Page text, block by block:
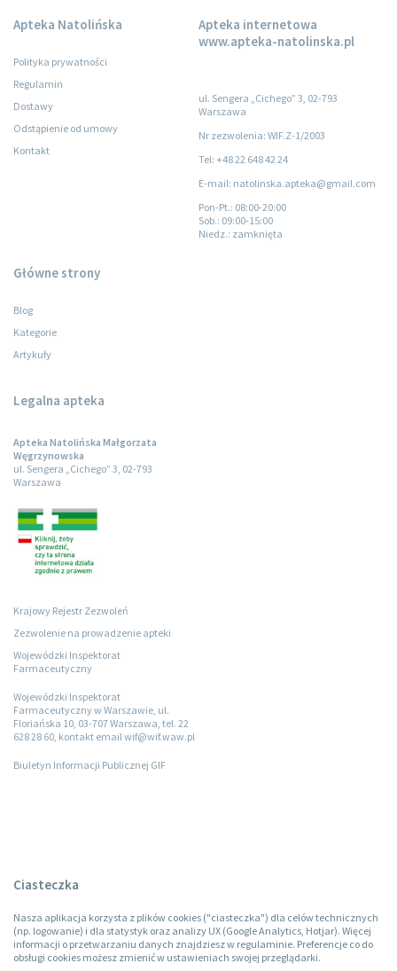
Apteka Natolińska
Polityka prywatności
Regulamin
Dostawy
Odstąpienie od umowy
Kontakt
Apteka internetowa
www.apteka-natolinska.pl
ul. Sengera „Cichego” 3, 02-793
Warszawa
Nr zezwolenia: WIF.Z-1/2003
Tel: +48 22 648 42 24
E-mail: natolinska.apteka@gmail.com
Pon-Pt.: 08:00-20:00
Sob.: 09:00-15:00
Niedz.: zamknięta
Główne strony
Blog
Kategorie
Artykuły
Legalna apteka
Apteka Natolińska Małgorzata
Węgrzynowska
ul. Sengera „Cichego” 3, 02-793
Warszawa
Krajowy Rejestr Zezwoleń
Zezwolenie na prowadzenie apteki
Wojewódzki Inspektorat
Farmaceutyczny
Wojewódzki Inspektorat
Farmaceutyczny w Warszawie, ul.
Floriańska 10, 03-707 Warszawa, tel. 22
628 28 60, kontakt email wif@wif.waw.pl
Biuletyn Informacji Publicznej GIF
Ciasteczka
Nasza aplikacja korzysta z plików cookies ("ciasteczka") dla celów technicznych
(np. logowanie) i dla statystyk oraz analizy UX (Google Analytics, Hotjar). Więcej
informacji o przetwarzaniu danych znajdziesz w regulaminie. Preferencje co do
obsługi cookies możesz zmienić w ustawieniach swojej przeglądarki.